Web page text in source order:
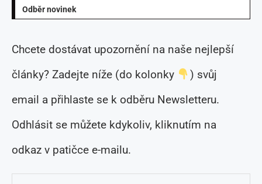
Odběr novinek
Chcete dostávat upozornění na naše nejlepší
články? Zadejte níže (do kolonky
) svůj
email a přihlaste se k odběru Newsletteru.
Odhlásit se můžete kdykoliv, kliknutím na
odkaz v patičce e-mailu.